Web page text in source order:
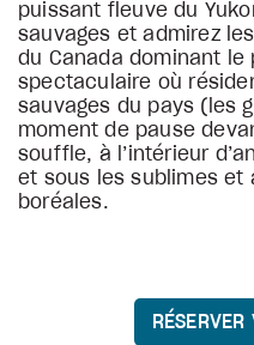
puissant fleuve du
sauvages et admirez
du Canada dominant le
spectaculaire où
sauvages du pays (les
moment de pause
souffle, à l’intérieur
et sous les sublimes et
boréales.
RÉSERVER